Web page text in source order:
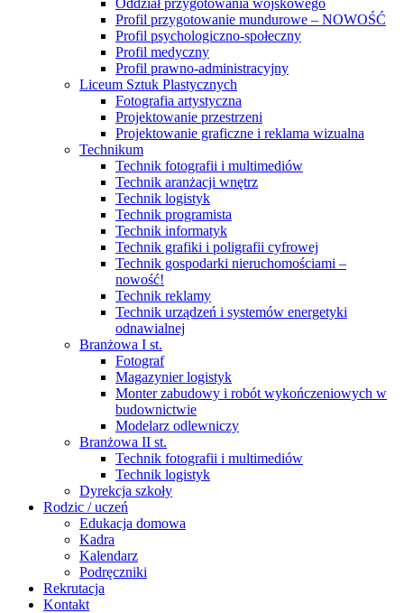
Oddział przygotowania wojskowego
Profil przygotowanie mundurowe – NOWOŚĆ
Profil psychologiczno-społeczny
Profil medyczny
Profil prawno-administracyjny
Liceum Sztuk Plastycznych
Fotografia artystyczna
Projektowanie przestrzeni
Projektowanie graficzne i reklama wizualna
Technikum
Technik fotografii i multimediów
Technik aranżacji wnętrz
Technik logistyk
Technik programista
Technik informatyk
Technik grafiki i poligrafii cyfrowej
Technik gospodarki nieruchomościami –
nowość!
Technik reklamy
Technik urządzeń i systemów energetyki
odnawialnej
Branżowa I st.
Fotograf
Magazynier logistyk
Monter zabudowy i robót wykończeniowych w
budownictwie
Modelarz odlewniczy
Branżowa II st.
Technik fotografii i multimediów
Technik logistyk
Dyrekcja szkoły
Rodzic / uczeń
Edukacja domowa
Kadra
Kalendarz
Podręczniki
Rekrutacja
Kontakt